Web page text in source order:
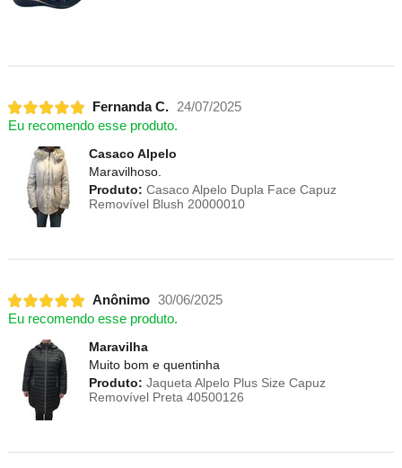
Fernanda C.
24/07/2025
Eu recomendo esse produto.
Casaco Alpelo
Maravilhoso.
Produto: Casaco Alpelo Dupla Face Capuz
Removível Blush 20000010
Anônimo 30/06/2025
Eu recomendo esse produto.
Maravilha
Muito bom e quentinha
Produto: Jaqueta Alpelo Plus Size Capuz
Removível Preta 40500126